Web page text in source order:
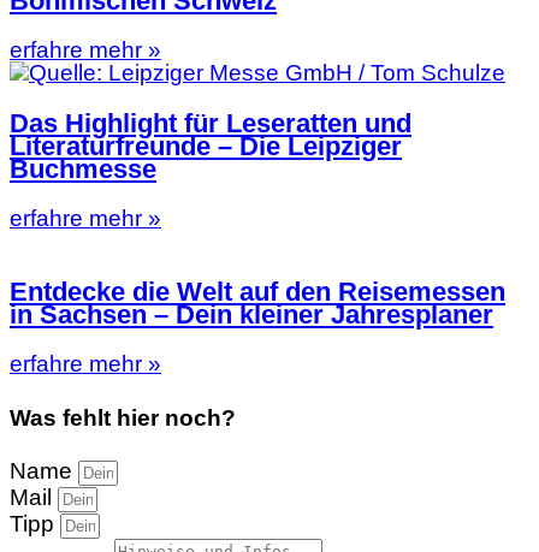
erfahre mehr »
Das Highlight für Leseratten und
Literaturfreunde – Die Leipziger
Buchmesse
erfahre mehr »
Entdecke die Welt auf den Reisemessen
in Sachsen – Dein kleiner Jahresplaner
erfahre mehr »
Was fehlt hier noch?
Name
Mail
Tipp